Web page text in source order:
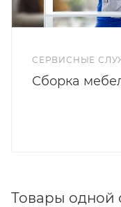
СЕРВИСНЫЕ
Сборка
Товары одной